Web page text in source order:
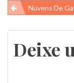
Navegação
de
Post
Nuvens De
Deixe